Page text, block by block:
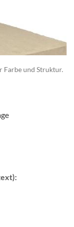
und Struktur.